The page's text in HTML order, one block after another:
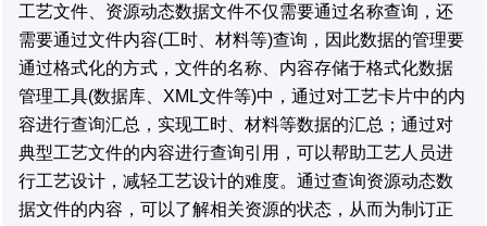
工艺文件、资源动态数据文件不仅需要通过名称查询，还
需要通过文件内容(工时、材料等)查询，因此数据的管理要
通过格式化的方式，文件的名称、内容存储于格式化数据
管理工具(数据库、XML文件等)中，通过对工艺卡片中的内
容进行查询汇总，实现工时、材料等数据的汇总；通过对
典型工艺文件的内容进行查询引用，可以帮助工艺人员进
行工艺设计，减轻工艺设计的难度。通过查询资源动态数
据文件的内容，可以了解相关资源的状态，从而为制订正